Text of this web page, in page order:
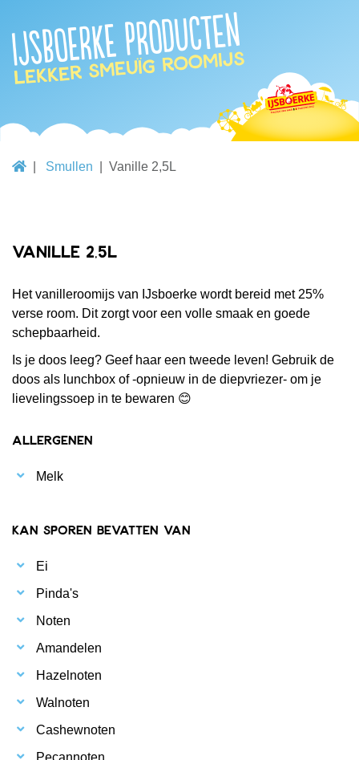
IJsboerke producten
lekker smeuïg roomijs
Smullen Vanille 2,5L
Vanille 2,5L
Het vanilleroomijs van IJsboerke wordt bereid met 25%
verse room. Dit zorgt voor een volle smaak en goede
schepbaarheid.
Is je doos leeg? Geef haar een tweede leven! Gebruik de
doos als lunchbox of -opnieuw in de diepvriezer- om je
lievelingssoep in te bewaren 😊
Allergenen
Melk
Kan sporen bevatten van
Ei
Pinda's
Noten
Amandelen
Hazelnoten
Walnoten
Cashewnoten
Pecannoten